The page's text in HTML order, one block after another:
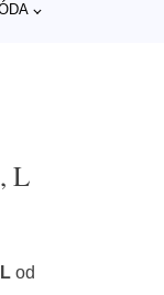
L
od